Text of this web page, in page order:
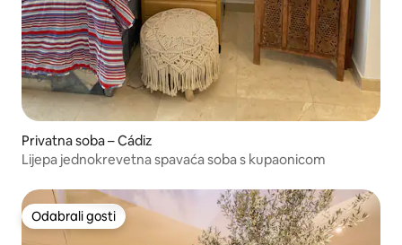
Privatna soba – Cádiz
Lijepa jednokrevetna spavaća soba s kupaonicom
Odabrali gosti
Odabrali gosti